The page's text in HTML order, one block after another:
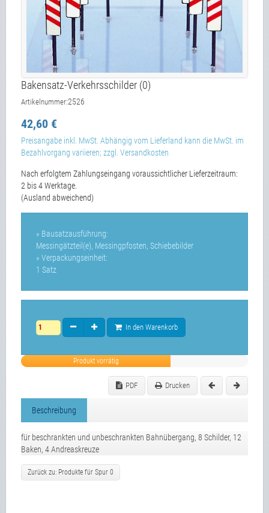
Bakensatz-Verkehrsschilder (0)
Artikelnummer:2526
42,60 €
Preisangabe inkl. MwSt. Abhängig vom Lieferland kann die MwSt. im
Bezahlvorgang variieren; zzgl. Versandkosten
Nach erfolgtem Zahlungseingang voraussichtlicher Lieferzeitraum:
2 bis 4 Werktage.
(Ausland abweichend)
» Bausatzausführung:
Messingätzteil(e), Messingpfosten, Schiebebilder
» Verpackungseinheit:
1 Satz
In den Warenkorb
Produkt vorrätig
PDF Drucken
Beschreibung
für beschrankten und unbeschrankten Bahnübergang, 8 Schilder, 12
Baken, 4 Andreaskreuze
Zurück zu: Produkte für Spur 0